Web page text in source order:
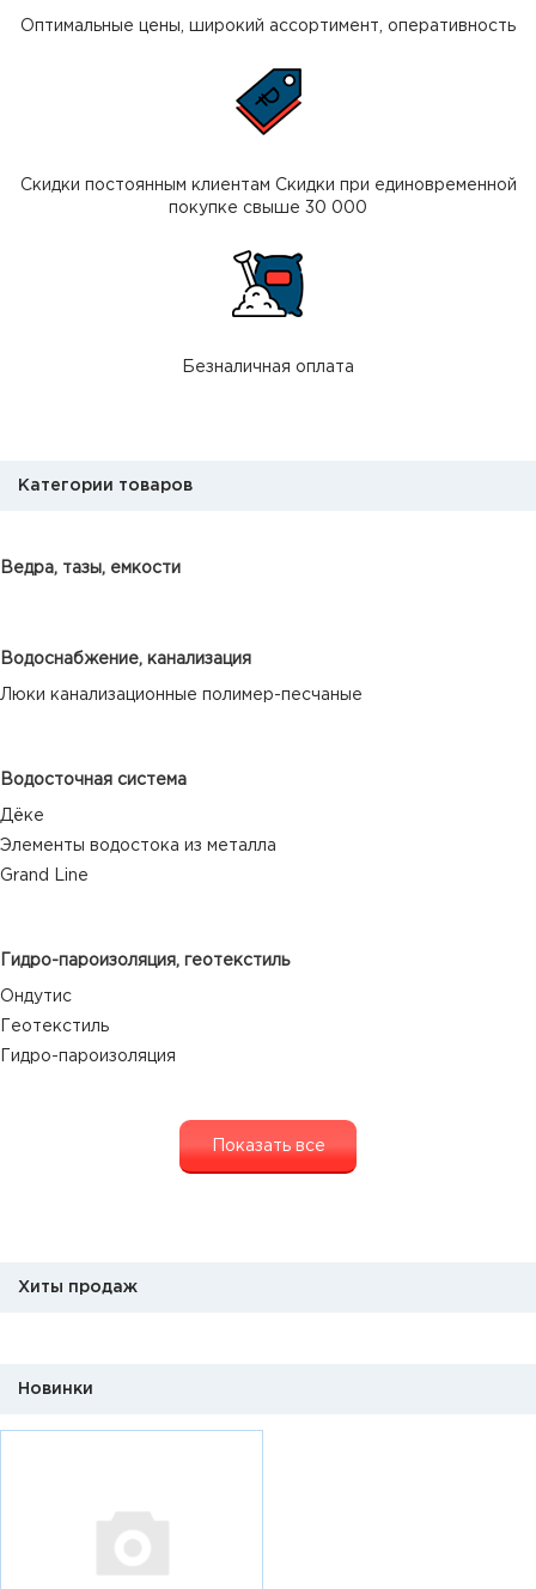
Оптимальные цены, широкий ассортимент, оперативность
Скидки постоянным клиентам Скидки при единовременной
покупке свыше 30 000
Безналичная оплата
Категории товаров
Ведра, тазы, емкости
Водоснабжение, канализация
Люки канализационные полимер-песчаные
Водосточная система
Дёке
Элементы водостока из металла
Grand Line
Гидро-пароизоляция, геотекстиль
Ондутис
Геотекстиль
Гидро-пароизоляция
Показать все
Хиты продаж
Новинки